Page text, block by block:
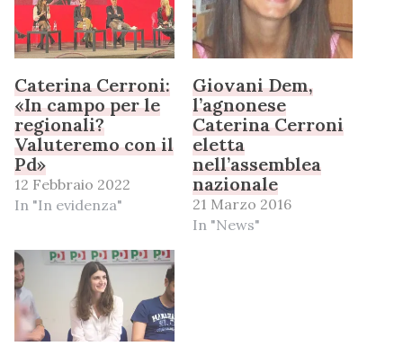
Caterina Cerroni:
«In campo per le
regionali?
Valuteremo con il
Pd»
12 Febbraio 2022
In "In evidenza"
Giovani Dem,
l’agnonese
Caterina Cerroni
eletta
nell’assemblea
nazionale
21 Marzo 2016
In "News"